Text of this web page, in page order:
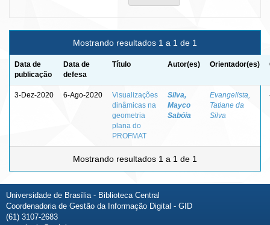
Mostrando resultados 1 a 1 de 1
Data de
publicação
Data de
defesa
Título Autor(es) Orientador(es)
3-Dez-2020 6-Ago-2020
Visualizações
dinâmicas na
geometria
plana do
PROFMAT
Silva,
Mayco
Sabóia
Evangelista,
Tatiane da
Silva
Mostrando resultados 1 a 1 de 1
Universidade de Brasília - Biblioteca Central
Coordenadoria de Gestão da Informação Digital - GID
(61) 3107-2683